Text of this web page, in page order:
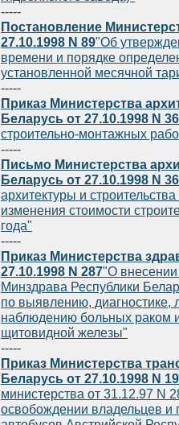
-----
Постановление
27.10.1998 N 89"Об
времени и порядке
установленной месячной
-----
Приказ Министерства
Беларусь от 27.10.1998 N
строительно-монтажных
-----
Письмо Министерства
Беларусь от 27.10.1998 N
архитектуры и
изменения стоимости
года"
-----
Приказ Министерства
27.10.1998 N 287"О внесении
Минздрава Республики
по выявлению, диагностике,
наблюдению больных раком
щитовидной железы"
-----
Приказ Министерства
Беларусь от 27.10.1998 N
министерства от 31.12.97 N
освобождении владельцев и